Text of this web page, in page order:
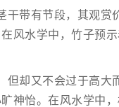
干带有节段，其观
风水学中，竹子预
但却又不会过于高
神怡。在风水学中